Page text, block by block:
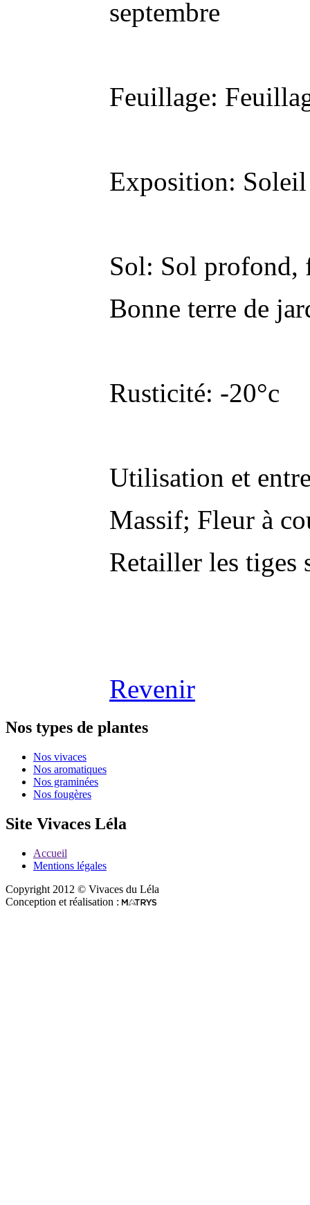
septembre
Feuillage:
Exposition:
Sol: Sol profond,
Bonne terre de
Rusticité: -20°c
Utilisation et
Massif; Fleur à
Retailler les tiges
Revenir
Nos types de plantes
Nos vivaces
Nos aromatiques
Nos graminées
Nos fougères
Site Vivaces Léla
Accueil
Mentions légales
Copyright 2012 © Vivaces du Léla
Conception et réalisation :